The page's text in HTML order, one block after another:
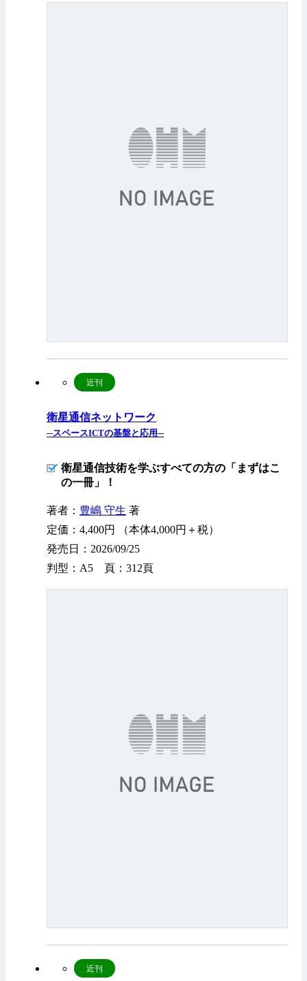
衛星通信ネットワーク
─スペースICTの基盤と応用─
近刊
衛星通信技術を学ぶすべての方の「まずはこ
の一冊」！
著者： 豊嶋 守生 著
定価：4,400円 （本体4,000円＋税）
発売日：2026/09/25
判型：A5 頁：312頁
近刊